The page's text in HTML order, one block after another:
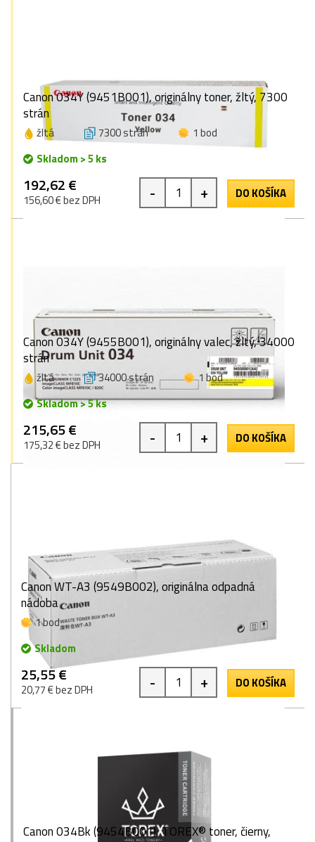
Canon 034Y (9451B001), originálny toner, žltý, 7300
strán
žltá 7300 strán
1 bod
Skladom > 5 ks
192,62 €
156,60 € bez DPH - + DO KOŠÍKA
Canon 034Y (9455B001), originálny valec, žltý, 34000
strán
žltá 34000 strán
1 bod
Skladom > 5 ks
215,65 €
175,32 € bez DPH - + DO KOŠÍKA
Canon WT-A3 (9549B002), originálna odpadná
nádoba
1 bod
Skladom
25,55 €
20,77 € bez DPH - + DO KOŠÍKA
Canon 034Bk (9454B001), TOREX® toner, čierny,